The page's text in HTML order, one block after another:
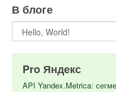
В блоге
Pro Яндекс
API Yandex.Metrica: